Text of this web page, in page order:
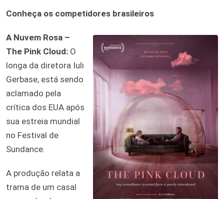
Conheça os competidores brasileiros
A Nuvem Rosa –
The Pink Cloud: O
longa da diretora Iuli
Gerbase, está sendo
aclamado pela
crítica dos EUA após
sua estreia mundial
no Festival de
Sundance.
A produção relata a
trama de um casal